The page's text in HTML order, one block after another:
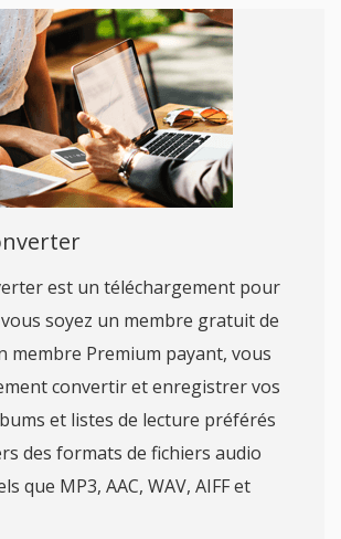
est un téléchargement pour
soyez un membre gratuit de
membre Premium payant, vous
convertir et enregistrer vos
et listes de lecture préférés
des formats de fichiers audio
que MP3, AAC, WAV, AIFF et